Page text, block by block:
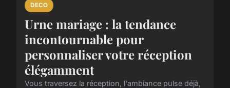
DECO
Urne mariage : la tendance
incontournable pour
personnaliser votre réception
élégamment
Vous traversez la réception, l'ambiance pulse déjà,